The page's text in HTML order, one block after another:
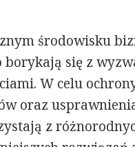
środowisku
borykają się z
W celu
oraz
z